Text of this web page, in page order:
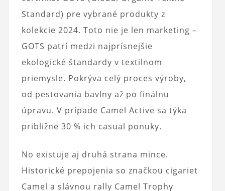
Standard) pre vybrané produkty z
kolekcie 2024. Toto nie je len marketing –
GOTS patrí medzi najprísnejšie
ekologické štandardy v textilnom
priemysle. Pokrýva celý proces výroby,
od pestovania bavlny až po finálnu
úpravu. V prípade Camel Active sa týka
približne 30 % ich casual ponuky.
No existuje aj druhá strana mince.
Historické prepojenia so značkou cigariet
Camel a slávnou rally Camel Trophy